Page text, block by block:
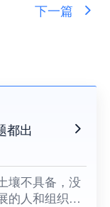
下一篇
都出
壤不具备，没
的人和组织提